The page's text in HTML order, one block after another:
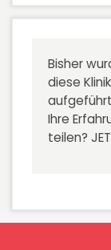
Bisher
diese
Ihre
teilen?